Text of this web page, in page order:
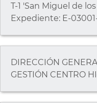
T-1 'San Miguel de
Expediente: E-
DIRECCIÓN
GESTIÓN CENTRO